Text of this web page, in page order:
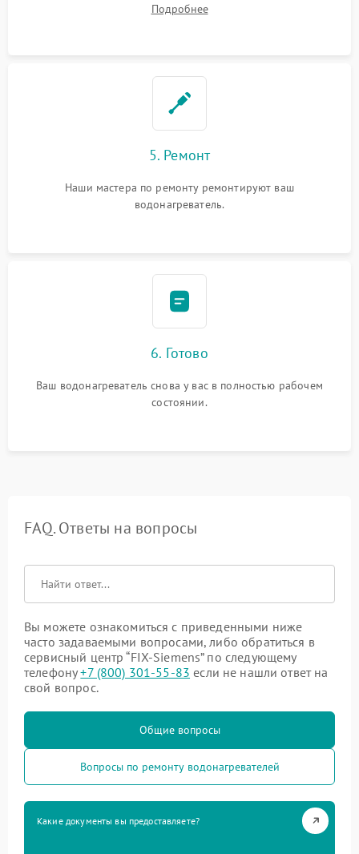
Подробнее
5. Ремонт
Наши мастера по ремонту ремонтируют ваш
водонагреватель.
6. Готово
Ваш водонагреватель снова у вас в полностью рабочем
состоянии.
FAQ. Ответы на вопросы
Вы можете ознакомиться с приведенными ниже
часто задаваемыми вопросами, либо обратиться в
сервисный центр “FIX-Siemens” по следующему
телефону+7 (800) 301-55-83 если не нашли ответ на
свой вопрос.
Общие вопросы
Вопросы по ремонту водонагревателей
Какие документы вы предоставляете?